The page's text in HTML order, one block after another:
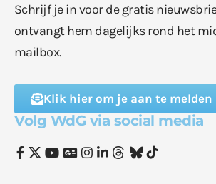
Schrijf je in voor de gratis
ontvangt hem dagelijks rond het
mailbox.
Klik hier om je aan te melden
Volg WdG via social media